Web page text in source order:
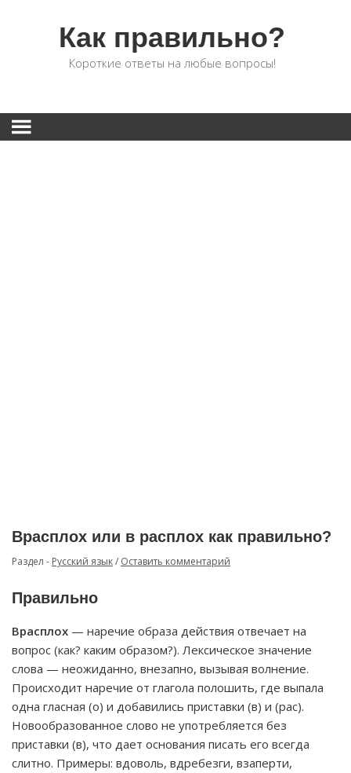
Как правильно?
Короткие ответы на любые вопросы!
Врасплох или в расплох как правильно?
Раздел - Русский язык/ Оставить комментарий
Правильно
Врасплох — наречие образа действия отвечает на
вопрос (как? каким образом?). Лексическое значение
слова — неожиданно, внезапно, вызывая волнение.
Происходит наречие от глагола полошить, где выпала
одна гласная (о) и добавились приставки (в) и (рас).
Новообразованное слово не употребляется без
приставки (в), что дает основания писать его всегда
слитно. Примеры: вдоволь, вдребезги, взаперти,